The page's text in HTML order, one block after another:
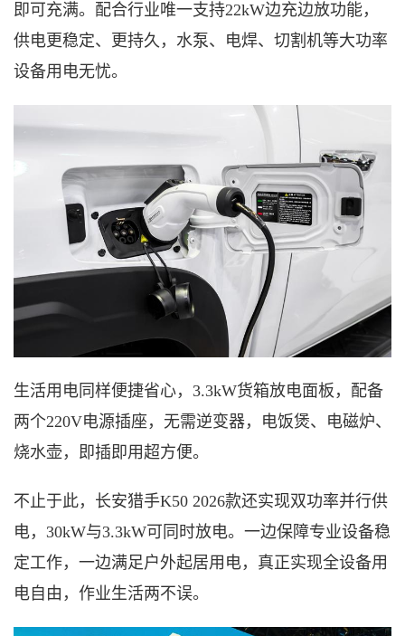
即可充满。配合行业唯一支持22kW边充边放功能，
供电更稳定、更持久，水泵、电焊、切割机等大功率
设备用电无忧。
生活用电同样便捷省心， 3.3kW货箱放电面板，配备
两个220V电源插座，无需逆变器，电饭煲、电磁炉、
烧水壶，即插即用超方便。
不止于此，长安猎手K50 2026款还实现双功率并行供
电，30kW与3.3kW可同时放电。一边保障专业设备稳
定工作，一边满足户外起居用电，真正实现全设备用
电自由，作业生活两不误。